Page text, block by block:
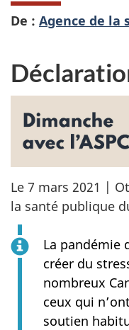
De : Agence de la
Le 7 mars 2021 |
la santé publique
La pandémie
créer du
nombreux
ceux qui
soutien